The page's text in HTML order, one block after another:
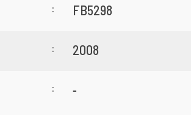
:
FB5298
:
2008
: -